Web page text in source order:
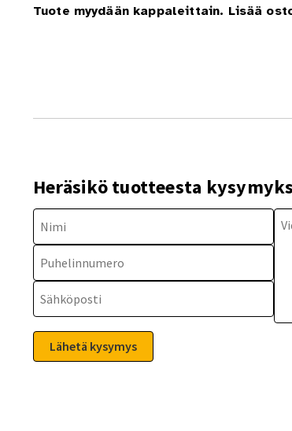
Tuote myydään kappaleittain. Lisää
Heräsikö tuotteesta